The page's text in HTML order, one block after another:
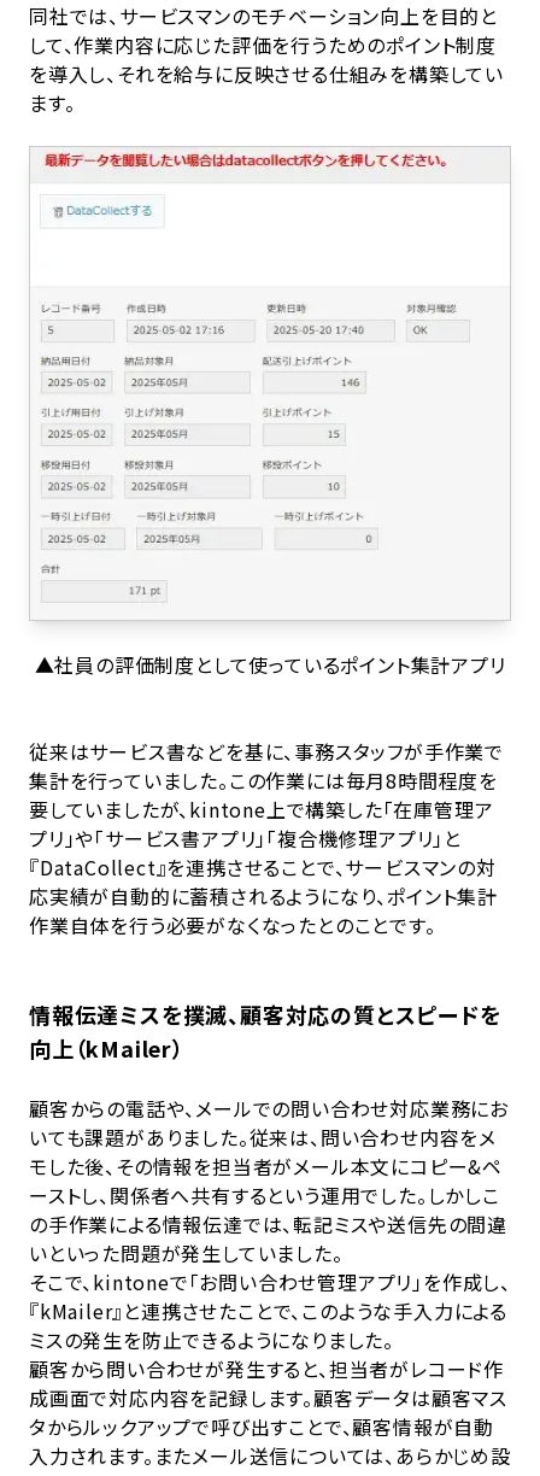
同社では、サービスマンのモチベーション向上を目的と
して、作業内容に応じた評価を行うためのポイント制度
を導入し、それを給与に反映させる仕組みを構築してい
ます。
▲社員の評価制度として使っているポイント集計アプリ
従来はサービス書などを基に、事務スタッフが手作業で
集計を行っていました。この作業には毎月8時間程度を
要していましたが、kintone上で構築した「在庫管理ア
プリ」や「サービス書アプリ」「複合機修理アプリ」と
『DataCollect』を連携させることで、サービスマンの対
応実績が自動的に蓄積されるようになり、ポイント集計
作業自体を行う必要がなくなったとのことです。
情報伝達ミスを撲滅、顧客対応の質とスピードを
向上（kMailer）
顧客からの電話や、メールでの問い合わせ対応業務にお
いても課題がありました。従来は、問い合わせ内容をメ
モした後、その情報を担当者がメール本文にコピー&ペ
ーストし、関係者へ共有するという運用でした。しかしこ
の手作業による情報伝達では、転記ミスや送信先の間違
いといった問題が発生していました。
そこで、kintoneで「お問い合わせ管理アプリ」を作成し、
『kMailer』と連携させたことで、このような手入力による
ミスの発生を防止できるようになりました。
顧客から問い合わせが発生すると、担当者がレコード作
成画面で対応内容を記録します。顧客データは顧客マス
タからルックアップで呼び出すことで、顧客情報が自動
入力されます。またメール送信については、あらかじめ設